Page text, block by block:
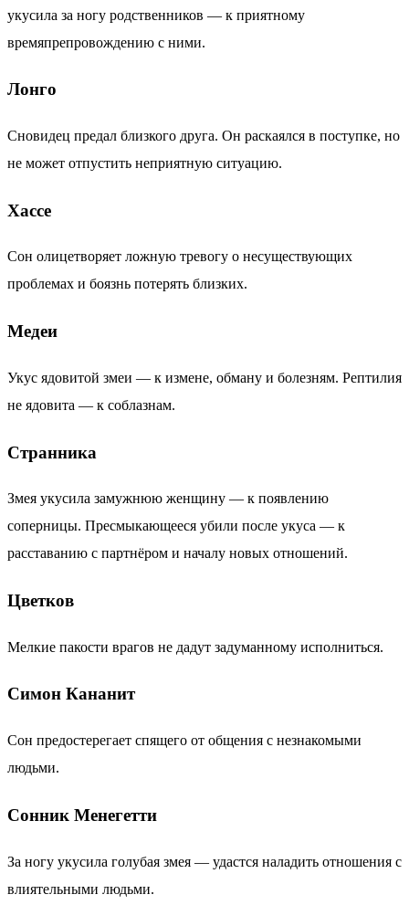
укусила за ногу родственников — к приятному
времяпрепровождению с ними.
Лонго
Сновидец предал близкого друга. Он раскаялся в поступке, но
не может отпустить неприятную ситуацию.
Хассе
Сон олицетворяет ложную тревогу о несуществующих
проблемах и боязнь потерять близких.
Медеи
Укус ядовитой змеи — к измене, обману и болезням. Рептилия
не ядовита — к соблазнам.
Странника
Змея укусила замужнюю женщину — к появлению
соперницы. Пресмыкающееся убили после укуса — к
расставанию с партнёром и началу новых отношений.
Цветков
Мелкие пакости врагов не дадут задуманному исполниться.
Симон Кананит
Сон предостерегает спящего от общения с незнакомыми
людьми.
Сонник Менегетти
За ногу укусила голубая змея — удастся наладить отношения с
влиятельными людьми.